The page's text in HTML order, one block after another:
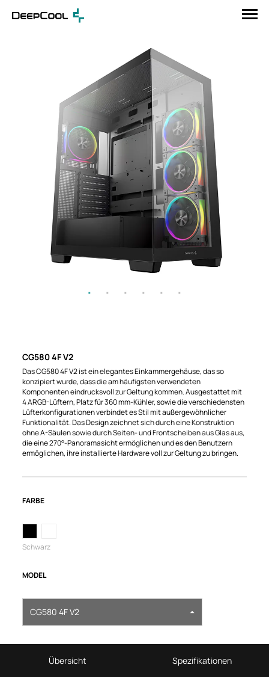
CG580 4F V2
Das CG580 4F V2 ist ein elegantes Einkammergehäuse, das so
konzipiert wurde, dass die am häufigsten verwendeten
Komponenten eindrucksvoll zur Geltung kommen. Ausgestattet mit
4 ARGB-Lüftern, Platz für 360 mm-Kühler, sowie die verschiedensten
Lüfterkonfigurationen verbindet es Stil mit außergewöhnlicher
Funktionalität. Das Design zeichnet sich durch eine Konstruktion
ohne A-Säulen sowie durch Seiten- und Frontscheiben aus Glas aus,
die eine 270°-Panoramasicht ermöglichen und es den Benutzern
ermöglichen, ihre installierte Hardware voll zur Geltung zu bringen.
FARBE
Schwarz
MODEL
CG580 4F V2
Übersicht Spezifikationen